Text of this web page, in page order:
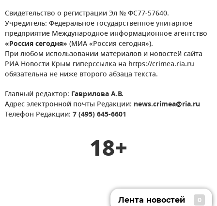
Свидетельство о регистрации Эл № ФС77-57640.
Учредитель: Федеральное государственное унитарное
предприятие Международное информационное агентство
«Россия сегодня» (МИА «Россия сегодня»).
При любом использовании материалов и новостей сайта
РИА Новости Крым гиперссылка на https://crimea.ria.ru
обязательна не ниже второго абзаца текста.
Главный редактор: Гаврилова А.В.
Адрес электронной почты Редакции: news.crimea@ria.ru
Телефон Редакции: 7 (495) 645-6601
18+
Лента новостей 0